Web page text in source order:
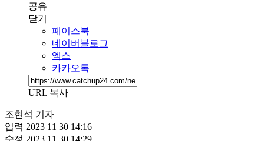
공유
닫기
페이스북
네이버블로그
엑스
카카오톡
URL 복사
조현석 기자
입력 2023 11 30 14:16
수정 2023 11 30 14:29